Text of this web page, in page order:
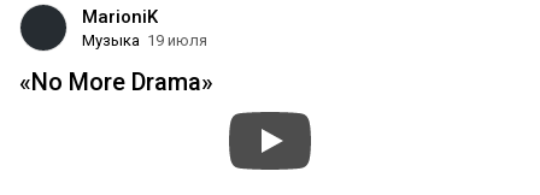
MarioniK
Музыка 19 июля
«No More Drama»